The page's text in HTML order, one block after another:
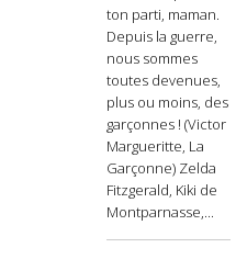
ton parti, maman.
Depuis la guerre,
nous sommes
toutes devenues,
plus ou moins, des
garçonnes ! (Victor
Margueritte, La
Garçonne) Zelda
Fitzgerald, Kiki de
Montparnasse,...